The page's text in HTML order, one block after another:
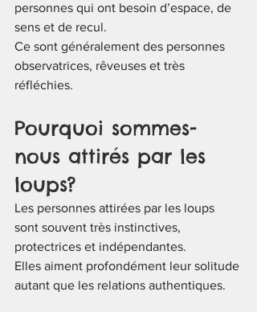
personnes qui ont besoin d’espace, de
sens et de recul.
Ce sont généralement des personnes
observatrices, rêveuses et très
réfléchies.
Pourquoi sommes-
nous attirés par les
loups?
Les personnes attirées par les loups
sont souvent très instinctives,
protectrices et indépendantes.
Elles aiment profondément leur solitude
autant que les relations authentiques.